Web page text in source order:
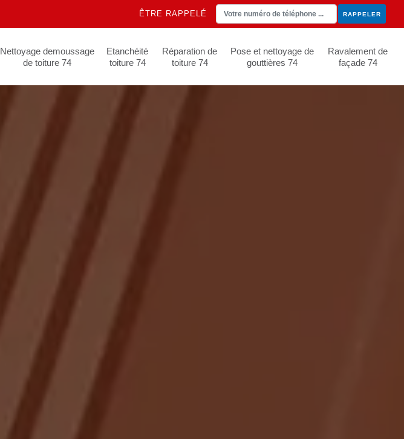
ÊTRE RAPPELÉ
Nettoyage demoussage
de toiture 74
Etanchéité
toiture 74
Réparation de
toiture 74
Pose et nettoyage de
gouttières 74
Ravalement de
façade 74